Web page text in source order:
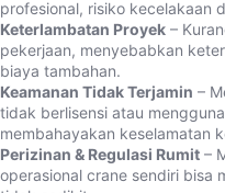
profesional, risiko kecelakaan
Keterlambatan Proyek –
pekerjaan, menyebabkan
biaya tambahan.
Keamanan Tidak Terjamin –
tidak berlisensi atau
membahayakan keselamatan
Perizinan & Regulasi Rumit –
operasional crane sendiri bisa